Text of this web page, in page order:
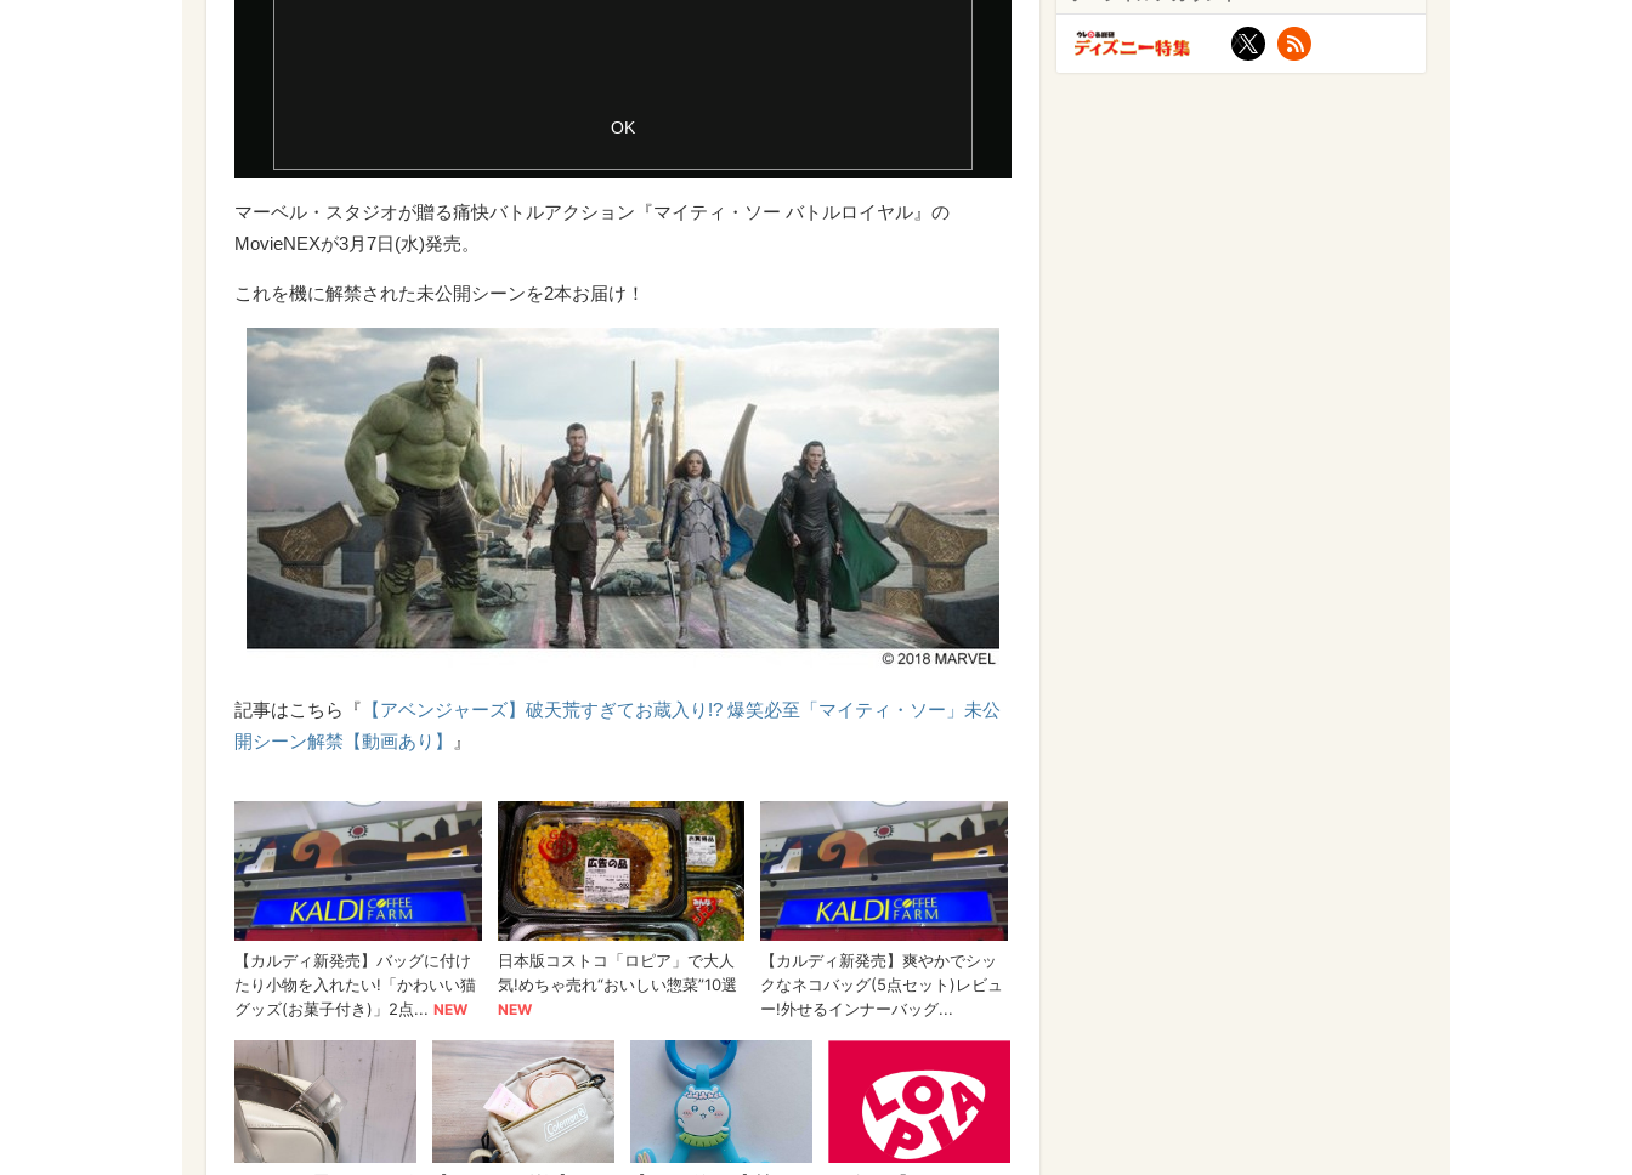
マーベル・スタジオが贈る痛快バトルアクション『マイティ・ソー バトルロイヤル』の
MovieNEXが3月7日(水)発売。
これを機に解禁された未公開シーンを2本お届け！
記事はこちら『 【アベンジャーズ】破天荒すぎてお蔵入り!? 爆笑必至「マイティ・ソー」未公
開シーン解禁【動画あり】
』
X